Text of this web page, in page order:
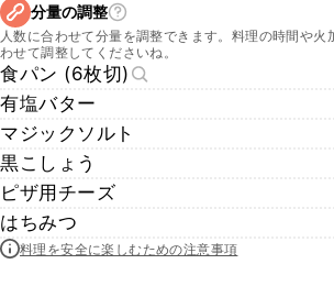
分量の調整
人数に合わせて分量を調整できます。料理の時間や火
わせて調整してくださいね。
食パン (6枚切)
有塩バター
マジックソルト
黒こしょう
ピザ用チーズ
はちみつ
料理を安全に楽しむための注意事項